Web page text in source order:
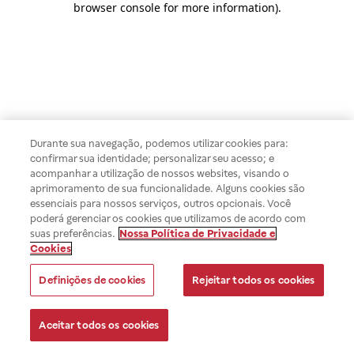
browser console for more information).
Durante sua navegação, podemos utilizar cookies para:
confirmar sua identidade; personalizar seu acesso; e
acompanhar a utilização de nossos websites, visando o
aprimoramento de sua funcionalidade. Alguns cookies são
essenciais para nossos serviços, outros opcionais. Você
poderá gerenciar os cookies que utilizamos de acordo com
suas preferências. Nossa Política de Privacidade e
Cookies
Definições de cookies Rejeitar todos os cookies
Aceitar todos os cookies